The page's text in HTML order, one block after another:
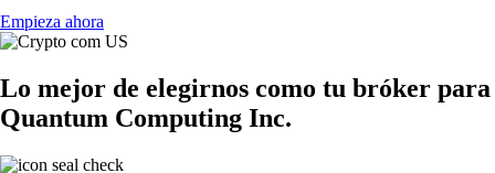
Empieza ahora
Lo mejor de elegirnos como tu bróker para
Quantum Computing Inc.